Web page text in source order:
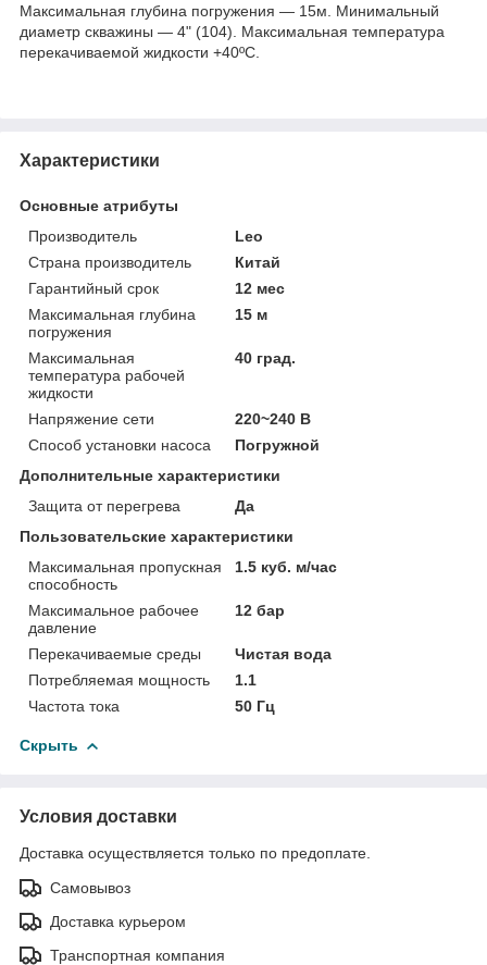
Максимальная глубина погружения — 15м. Минимальный
диаметр скважины — 4" (104). Максимальная температура
перекачиваемой жидкости +40ºС.
Характеристики
Основные атрибуты
Производитель
Leo
Страна производитель
Китай
Гарантийный срок
12 мес
Максимальная глубина
погружения
15 м
Максимальная
температура рабочей
жидкости
40 град.
Напряжение сети
220~240 В
Способ установки насоса
Погружной
Дополнительные характеристики
Защита от перегрева
Да
Пользовательские характеристики
Максимальная пропускная
способность
1.5 куб. м/час
Максимальное рабочее
давление
12 бар
Перекачиваемые среды
Чистая вода
Потребляемая мощность
1.1
Частота тока
50 Гц
Скрыть
Условия доставки
Доставка осуществляется только по предоплате.
Самовывоз
Доставка курьером
Транспортная компания